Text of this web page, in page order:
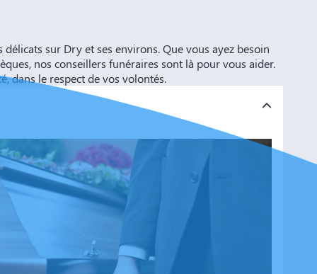
sur Dry et ses environs. Que vous ayez besoin
nos conseillers funéraires sont là pour vous aider.
dans le respect de vos volontés.